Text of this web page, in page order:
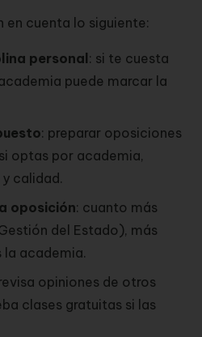
cuenta lo siguiente:
personal : si te cuesta
puede marcar la
: preparar oposiciones
optas por academia,
calidad.
oposición: cuanto más
del Estado), más
la academia.
opiniones de otros
clases gratuitas si las